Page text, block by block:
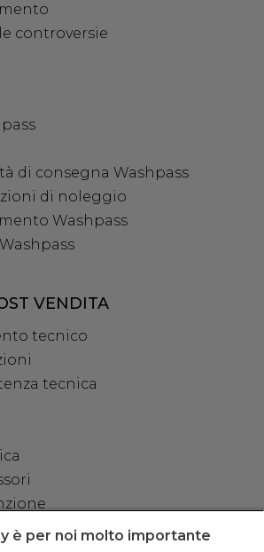
controversie
di consegna Washpass
di noleggio
Washpass
VENDITA
tecnico
tecnica
è per noi molto importante